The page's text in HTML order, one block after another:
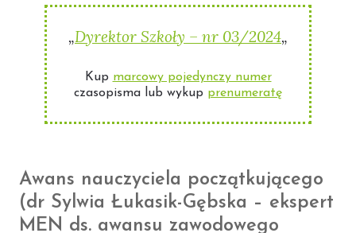
„Dyrektor Szkoły – nr 03/2024„
Kup marcowy pojedynczy numer
czasopisma lub wykup prenumeratę
Awans nauczyciela początkującego
(dr Sylwia Łukasik-Gębska – ekspert
MEN ds. awansu zawodowego